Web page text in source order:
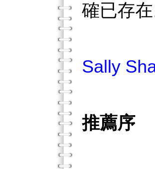
確已存
Sally
推薦序